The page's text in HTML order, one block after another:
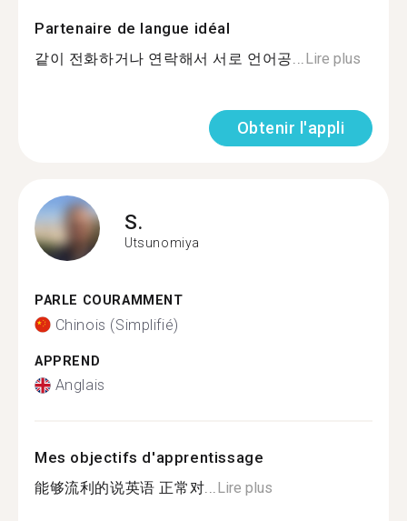
Partenaire de langue idéal
같이 전화하거나 연락해서 서로 언어공...Lire plus
Obtenir l'appli
S.
Utsunomiya
PARLE COURAMMENT
Chinois (Simplifié)
APPREND
Anglais
Mes objectifs d'apprentissage
能够流利的说英语 正常对...Lire plus